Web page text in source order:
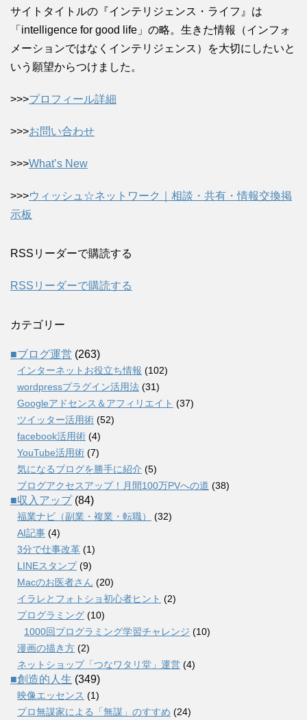
サイトタイトルの『インテリジェンス・ライフ』は
「intelligence for good life」の略。生きた情報（インフォ
メーションではなくインテリジェンス）を大切にしたいと
いう願望からつけました。
>>>プロフィール詳細
>>>お問い合わせ
>>>What’s New
>>>ウィッシュ☆ネットワーク｜相談・共有・情報交換掲
示板
RSSリーダーで購読する
RSSリーダーで購読する
カテゴリー
■ブログ運営 (263)
インターネットお役立ち情報 (102)
wordpressプラグイン活用法 (31)
Googleアドセンス＆アフィリエイト (37)
ツイッター活用術 (52)
facebook活用術 (4)
YouTube活用術 (7)
気になるブログを勝手に紹介 (5)
ブログアクセスアップ！月間100万PVへの道 (38)
■収入アップ(84)
福業ナビ（副業・複業・転職）
(32)
AI記事 (4)
3分で仕事改革 (1)
LINEスタンプ(9)
Macのお医者さん (20)
イラレとフォトショ初心者ヒント (2)
プログラミング (10)
1000回プログラミング学習チャレンジ (10)
漫画の描き方 (2)
ネットショップ「つなワタリ堂」運営 (4)
■創造的人生 (349)
映像エッセンス (1)
プロ無謀家による「無謀」のすすめ (24)